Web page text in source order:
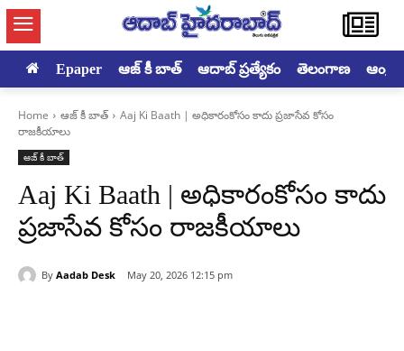
Epaper ఆజ్ కీ బాత్ ఆదాబ్ ప్రత్యేకం తెలంగాణ
Home ఆజ్ కీ బాత్
Aaj Ki Baath | అధికారంకోసం కాదు ప్రజాసేవ కోసం
రాజకీయాలు
ఆజ్ కీ బాత్
Aaj Ki Baath | అధికారంకోసం కాదు
ప్రజాసేవ కోసం రాజకీయాలు
By Aadab Desk May 20, 2026 12:15 pm